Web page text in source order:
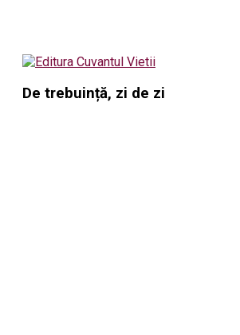
De trebuință, zi de zi